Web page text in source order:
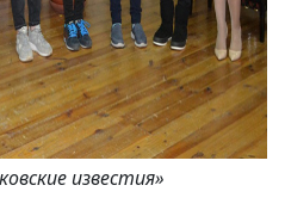
известия»